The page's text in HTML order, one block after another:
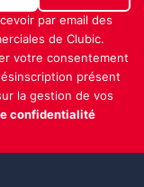
par email des
de Clubic.
votre consentement
présent
la gestion de vos
confidentialité